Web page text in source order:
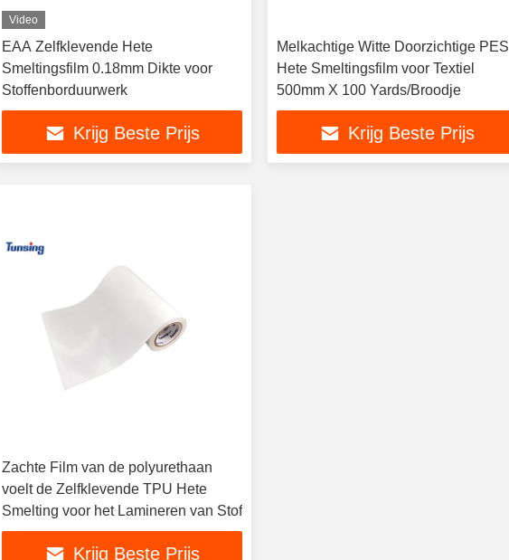
Video
EAA Zelfklevende Hete
Smeltingsfilm 0.18mm Dikte voor
Stoffenborduurwerk
Krijg Beste Prijs
Melkachtige Witte Doorzichtige PES
Hete Smeltingsfilm voor Textiel
500mm X 100 Yards/Broodje
Krijg Beste Prijs
Zachte Film van de polyurethaan
voelt de Zelfklevende TPU Hete
Smelting voor het Lamineren van Stof
Krijg Beste Prijs